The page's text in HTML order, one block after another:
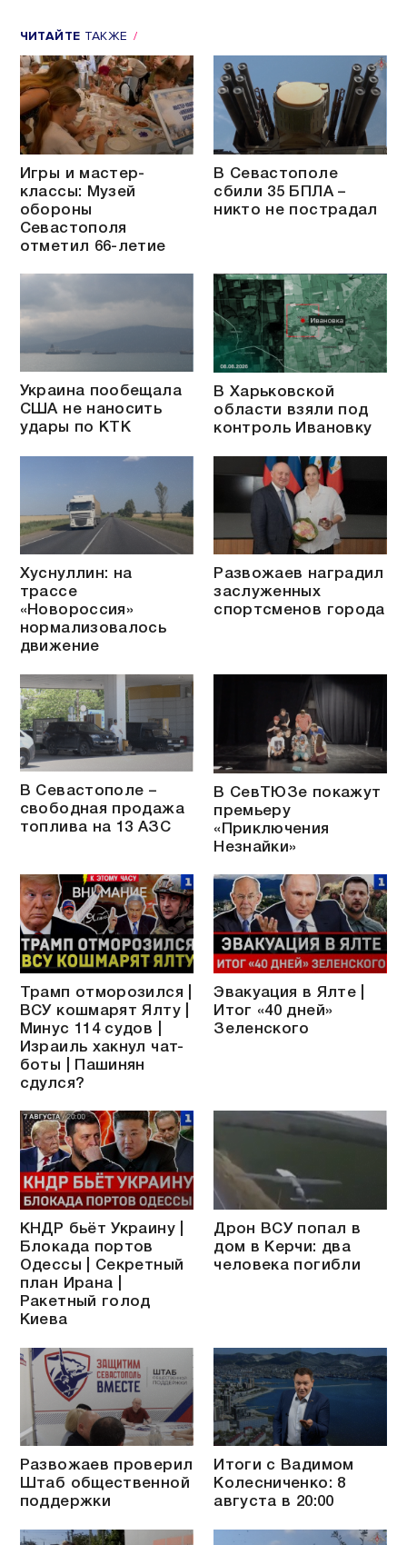
ЧИТАЙТЕ ТАКЖЕ
Игры и мастер-
классы: Музей
обороны
Севастополя
отметил 66-летие
В Севастополе
сбили 35 БПЛА –
никто не пострадал
Украина пообещала
США не наносить
удары по КТК
В Харьковской
области взяли под
контроль Ивановку
Хуснуллин: на
трассе
«Новороссия»
нормализовалось
движение
Развожаев наградил
заслуженных
спортсменов города
В Севастополе –
свободная продажа
топлива на 13 АЗС
В СевТЮЗе покажут
премьеру
«Приключения
Незнайки»
Трамп отморозился |
ВСУ кошмарят Ялту |
Минус 114 судов |
Израиль хакнул чат-
боты | Пашинян
сдулся?
Эвакуация в Ялте |
Итог «40 дней»
Зеленского
КНДР бьёт Украину |
Блокада портов
Одессы | Секретный
план Ирана |
Ракетный голод
Киева
Дрон ВСУ попал в
дом в Керчи: два
человека погибли
Развожаев проверил
Штаб общественной
поддержки
Итоги с Вадимом
Колесниченко: 8
августа в 20:00